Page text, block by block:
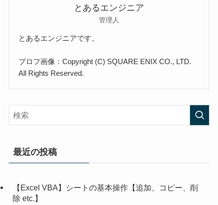
とあるエンジニア
管理人
とあるエンジニアです。
プロフ画像：Copyright (C) SQUARE ENIX CO., LTD.
All Rights Reserved.
最近の投稿
【Excel VBA】シートの基本操作【追加、コピー、削
除 etc.】